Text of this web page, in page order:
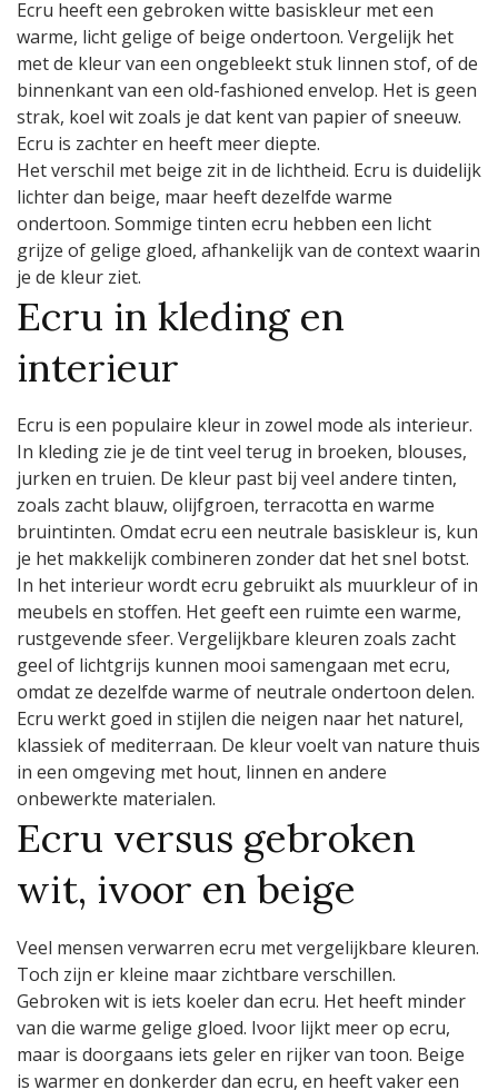
Ecru heeft een gebroken witte basiskleur met een
warme, licht gelige of beige ondertoon. Vergelijk het
met de kleur van een ongebleekt stuk linnen stof, of de
binnenkant van een old-fashioned envelop. Het is geen
strak, koel wit zoals je dat kent van papier of sneeuw.
Ecru is zachter en heeft meer diepte.
Het verschil met beige zit in de lichtheid. Ecru is duidelijk
lichter dan beige, maar heeft dezelfde warme
ondertoon. Sommige tinten ecru hebben een licht
grijze of gelige gloed, afhankelijk van de context waarin
je de kleur ziet.
Ecru in kleding en
interieur
Ecru is een populaire kleur in zowel mode als interieur.
In kleding zie je de tint veel terug in broeken, blouses,
jurken en truien. De kleur past bij veel andere tinten,
zoals zacht blauw, olijfgroen, terracotta en warme
bruintinten. Omdat ecru een neutrale basiskleur is, kun
je het makkelijk combineren zonder dat het snel botst.
In het interieur wordt ecru gebruikt als muurkleur of in
meubels en stoffen. Het geeft een ruimte een warme,
rustgevende sfeer. Vergelijkbare kleuren zoals zacht
geel of lichtgrijs kunnen mooi samengaan met ecru,
omdat ze dezelfde warme of neutrale ondertoon delen.
Ecru werkt goed in stijlen die neigen naar het naturel,
klassiek of mediterraan. De kleur voelt van nature thuis
in een omgeving met hout, linnen en andere
onbewerkte materialen.
Ecru versus gebroken
wit, ivoor en beige
Veel mensen verwarren ecru met vergelijkbare kleuren.
Toch zijn er kleine maar zichtbare verschillen.
Gebroken wit is iets koeler dan ecru. Het heeft minder
van die warme gelige gloed. Ivoor lijkt meer op ecru,
maar is doorgaans iets geler en rijker van toon. Beige
is warmer en donkerder dan ecru, en heeft vaker een